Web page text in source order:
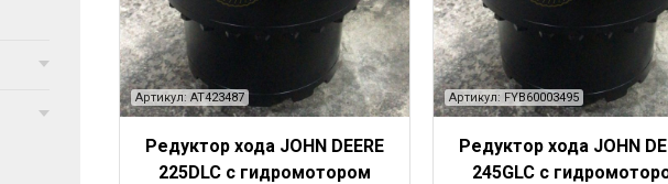
Артикул: AT423487
Редуктор хода JOHN DEERE
225DLC с гидромотором
Артикул: FYB60003495
Редуктор хода JOHN
245GLC с